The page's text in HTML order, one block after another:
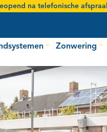
na telefonische
Zonwering